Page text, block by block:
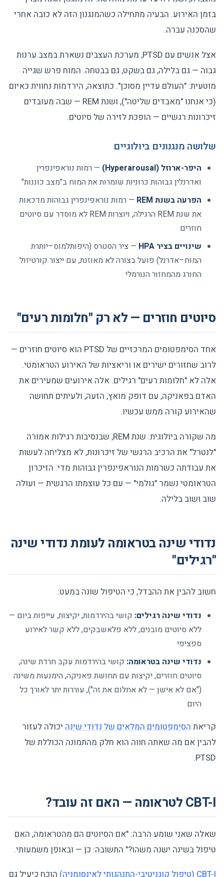
בזמן האירוע. הבעיה מתחילה כשהמנגנון הזה לא כובה אחרי
שהסכנה עברה.
אצל אנשים עם PTSD, מערכת העצבים נשארת במצב ערנות
גבוה — גם בלילה, גם בשקט, גם בבטחה. המוח פרש שגייה
מוטעית: "העולם עדיין מסוכן". כתוצאה, הירדמות נחווית כאיום
(כי אנחנו "מאבדים שליטה"), ושנת REM — שבה מעובדים
זיכרונות רגשיים — הופכת לזירה של סיוטים.
שלושה מנגנונים ביולוגיים
היפר-ארוזל (Hyperarousal)
— רמות נוראפינפרין
ואדרנלין גבוהות כרוניות שומרות את המוח ב"מצב כוננות"
הפרעה בשנת REM
— רמות נוראפינפרין גבוהות מדכאות
את שנת REM הרגילה, ויוצרות REM לא מוסדר עם סיוטים
חוזרים
שינויים בציר HPA
— ציר הסטרס (היפותלמוס–יותרת
המוח–אדרנל) פועל בצורה לא מאוזנת, עם ייצור קורטיזול
החורג מהמחזור הנורמלי
סיוטים חוזרים — לא רק "חלומות רעים"
אחד הסימפטומים המרכזיים של PTSD הוא סיוטים חוזרים —
לרוב שחזורים ישירים או וריאציות של האירוע הטראומטי.
אלה לא "חלומות רעים" רגילים. אלה אירועים שמעירים את
האדם בפאניקה, עם דופק מואץ, הזעה, ולעיתים תחושה
שהאירוע קורה ממש עכשיו.
מה שקורה ביולוגית: שנת REM, שבנסיבות רגילות אמורה
"לנטרל" את הרכיב הרגשי של זיכרונות, לא מצליחה לעשות
את עבודתה כשרמות הנוראפינפרין גבוהות מדי. הזיכרון
הטראומטי נשמר "גולמי" — עם כל עוצמתו הרגשית — ועולה
שוב ושוב בלילה.
נדודי שינה בטראומה לעומת נדודי שינה
"רגילים"
חשוב להבין את ההבדל, כי הטיפול שונה במעט:
נדודי שינה רגילים: קושי בהירדמות, יקיצות, עייפות ביום —
ללא סיוטים מובנים, ללא פלאשבקים, ללא קשר לאירוע
ספציפי
נדודי שינה בטראומה: קושי בהירדמות עקב חרדת שינה,
סיוטים חוזרים, יקיצות עם תחושת פאניקה, הימנעות משינה
("אם לא אישן — לא אחלום את זה"), עוררות יתר לאורך כל
היום
קריאתהסימפטומים המלאים של נדודי שינה יכולה לעזור
להבין אם מה שאתה חווה הוא חלק מהתמונה הכוללת של
PTSD.
CBT-I לטראומה — האם זה עובד?
שאלה שאני שומע הרבה: "אם הסיוטים הם מהטראומה, האם
טיפול בשינה ישנה משהו?" התשובה: כן — ובאופן משמעותי.
CBT-I (טיפול קוגניטיבי-התנהגותי לאינסומניה)
הוכח כיעיל גם